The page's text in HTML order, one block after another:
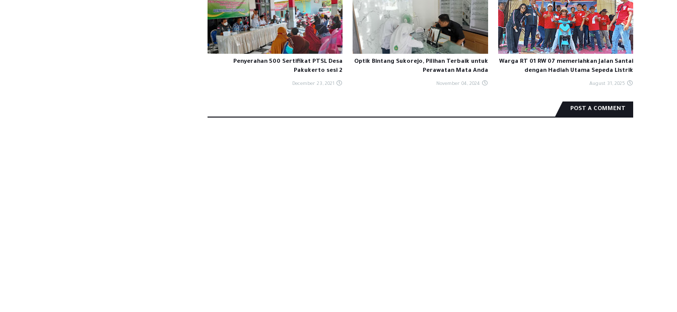
Warga RT 01 RW 07 memeriahkan Jalan Santai
dengan Hadiah Utama Sepeda Listrik
August 31, 2025
Optik Bintang Sukorejo, Pilihan Terbaik untuk
Perawatan Mata Anda
November 04, 2024
Penyerahan 500 Sertifikat PTSL Desa
Pakukerto sesi 2
December 23, 2021
POST A COMMENT